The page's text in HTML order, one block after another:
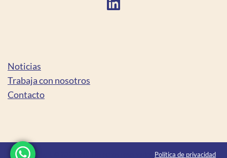
Noticias
Trabaja con nosotros
Contacto
Copyright © 2022 Sitti Derechos reservados Política de privacidad